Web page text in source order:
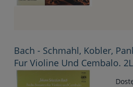
Bach - Schmahl, Kobler,
Fur Violine Und Cembalo.